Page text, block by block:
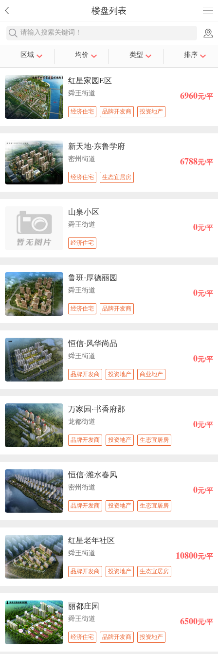
楼盘列表
请输入搜索关键词！
区域 均价 类型 排序
红星家园E区
舜王街道 6960元/平
经济住宅 品牌开发商 投资地产
新天地·东鲁学府
密州街道 6788元/平
经济住宅 生态宜居房
山泉小区
舜王街道 0元/平
经济住宅
鲁班·厚德丽园
舜王街道 0元/平
经济住宅 品牌开发商
恒信·风华尚品
舜王街道 0元/平
品牌开发商 投资地产 商业地产
万家园·书香府郡
龙都街道 0元/平
品牌开发商 投资地产 生态宜居房
恒信·潍水春风
密州街道 0元/平
品牌开发商 投资地产 生态宜居房
红星老年社区
舜王街道 10800元/平
品牌开发商 投资地产 生态宜居房
丽都庄园
舜王街道 6500元/平
经济住宅 品牌开发商 投资地产